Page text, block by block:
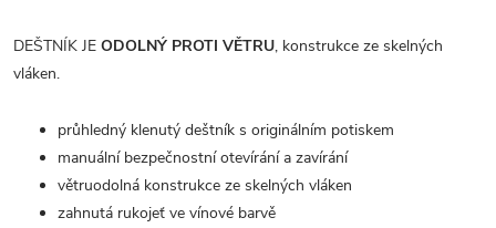
DEŠTNÍK JE ODOLNÝ PROTI VĚTRU, konstrukce ze skelných
vláken.
průhledný klenutý deštník s originálním potiskem
manuální bezpečnostní otevírání a zavírání
větruodolná konstrukce ze skelných vláken
zahnutá rukojeť ve vínové barvě